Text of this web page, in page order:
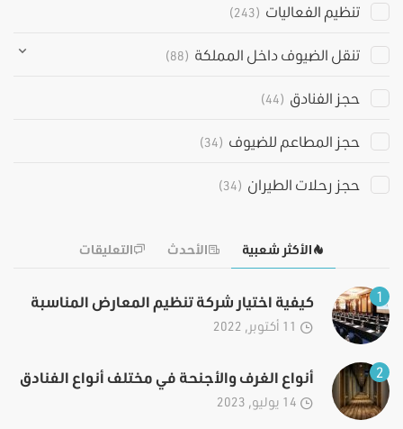
تنظيم الفعاليات (243)
تنقل الضيوف داخل المملكة (88)
حجز الفنادق (44)
حجز المطاعم للضيوف (34)
حجز رحلات الطيران (34)
الأكثر شعبية الأحدث التعليقات
1 كيفية اختيار شركة تنظيم المعارض المناسبة
2 أنواع الغرف والأجنحة في مختلف أنواع الفنادق